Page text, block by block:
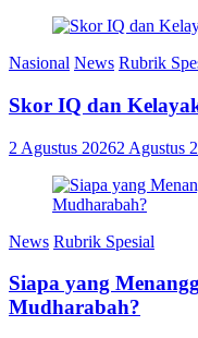
Nasional News Rubrik
Skor IQ dan
2 Agustus 20262 Agustus
News Rubrik Spesial
Siapa yang
Mudharabah?